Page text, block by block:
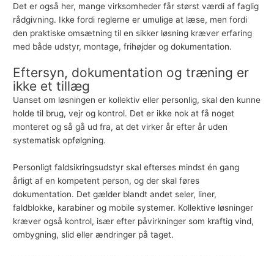
Det er også her, mange virksomheder får størst værdi af faglig
rådgivning. Ikke fordi reglerne er umulige at læse, men fordi
den praktiske omsætning til en sikker løsning kræver erfaring
med både udstyr, montage, frihøjder og dokumentation.
Eftersyn, dokumentation og træning er
ikke et tillæg
Uanset om løsningen er kollektiv eller personlig, skal den kunne
holde til brug, vejr og kontrol. Det er ikke nok at få noget
monteret og så gå ud fra, at det virker år efter år uden
systematisk opfølgning.
Personligt faldsikringsudstyr skal efterses mindst én gang
årligt af en kompetent person, og der skal føres
dokumentation. Det gælder blandt andet seler, liner,
faldblokke, karabiner og mobile systemer. Kollektive løsninger
kræver også kontrol, især efter påvirkninger som kraftig vind,
ombygning, slid eller ændringer på taget.